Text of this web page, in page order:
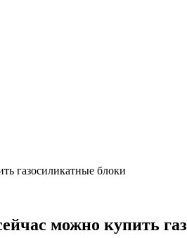
газосиликатные блоки
можно купить